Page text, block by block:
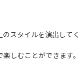
スタイルを演出してく
しむことができます。